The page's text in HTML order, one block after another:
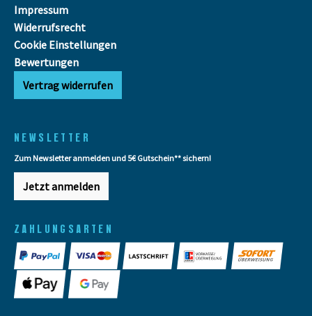
Impressum
Widerrufsrecht
Cookie Einstellungen
Bewertungen
Vertrag widerrufen
NEWSLETTER
Zum Newsletter anmelden und 5€ Gutschein** sichern!
Jetzt anmelden
ZAHLUNGSARTEN